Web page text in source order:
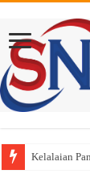
Kelalaian